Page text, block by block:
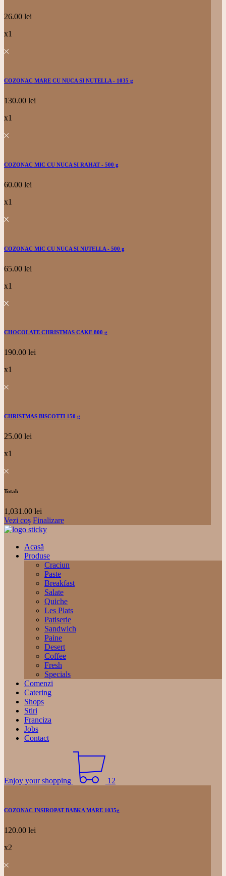
26.00 lei
x1
COZONAC MARE CU NUCA SI NUTELLA - 1035 g
130.00 lei
x1
COZONAC MIC CU NUCA SI RAHAT - 500 g
60.00 lei
x1
COZONAC MIC CU NUCA SI NUTELLA - 500 g
65.00 lei
x1
CHOCOLATE CHRISTMAS CAKE 800 g
190.00 lei
x1
CHRISTMAS BISCOTTI 150 g
25.00 lei
x1
Total:
1,031.00 lei
Vezi coș Finalizare
Acasă
Produse
Craciun
Paste
Breakfast
Salate
Quiche
Les Plats
Patiserie
Sandwich
Paine
Desert
Coffee
Fresh
Specials
Comenzi
Catering
Shops
Stiri
Franciza
Jobs
Contact
Enjoy your shopping 12
COZONAC INSIROPAT BABKA MARE 1035g
120.00 lei
x2